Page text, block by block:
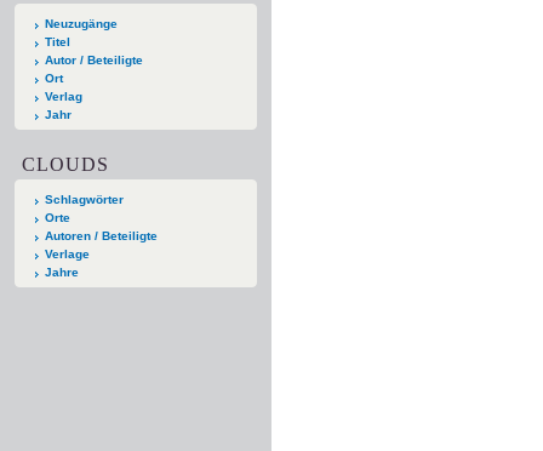
Neuzugänge
Titel
Autor / Beteiligte
Ort
Verlag
Jahr
CLOUDS
Schlagwörter
Orte
Autoren / Beteiligte
Verlage
Jahre